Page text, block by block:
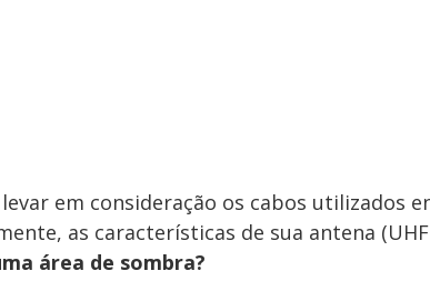
levar em consideração os cabos utilizados
as características de sua antena (UHF
área de sombra?